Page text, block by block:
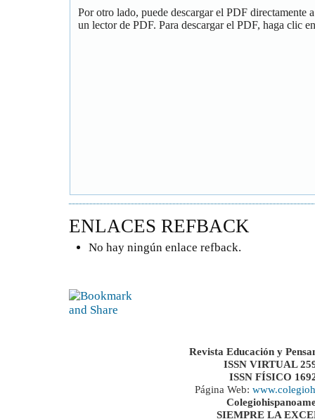
Por otro lado, puede descargar el PDF directamente
un lector de PDF. Para descargar el PDF, haga clic
ENLACES REFBACK
No hay ningún enlace refback.
Revista Educación y
ISSN VIRTUAL
ISSN FÍSICO
Página Web:
SIEMPRE LA